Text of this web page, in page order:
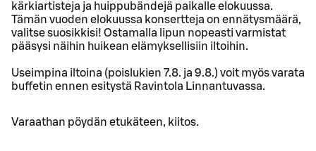
kärkiartisteja ja huippubändejä paikalle elokuussa.
Tämän vuoden elokuussa konsertteja on ennätysmäärä,
valitse suosikkisi! Ostamalla lipun nopeasti varmistat
pääsysi näihin huikean elämyksellisiin iltoihin.
Useimpina iltoina (poislukien 7.8. ja 9.8.) voit myös varata
buffetin ennen esitystä Ravintola Linnantuvassa.
Varaathan pöydän etukäteen, kiitos.